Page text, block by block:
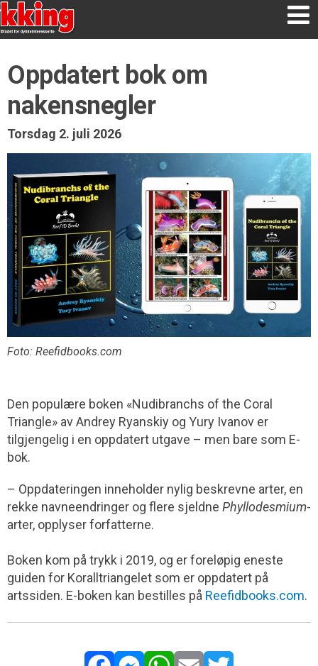
Oppdatert bok om
nakensnegler
Torsdag 2. juli 2026
Foto: Reefidbooks.com
Den populære boken «Nudibranchs of the Coral
Triangle» av Andrey Ryanskiy og Yury Ivanov er
tilgjengelig i en oppdatert utgave – men bare som E-
bok.
– Oppdateringen inneholder nylig beskrevne arter, en
rekke navneendringer og flere sjeldne Phyllodesmium-
arter, opplyser forfatterne.
Boken kom på trykk i 2019, og er foreløpig eneste
guiden for Koralltriangelet som er oppdatert på
artssiden. E-boken kan bestilles på Reefidbooks.com.